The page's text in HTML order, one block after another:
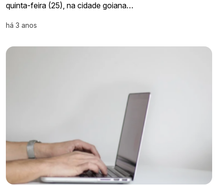
quinta-feira (25), na cidade goiana…
há 3 anos